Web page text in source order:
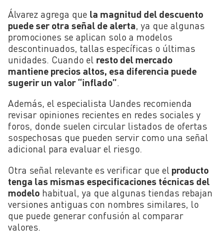
Álvarez agrega que la magnitud del descuento
puede ser otra señal de alerta, ya que algunas
promociones se aplican solo a modelos
descontinuados, tallas específicas o últimas
unidades. Cuando el resto del mercado
mantiene precios altos, esa diferencia puede
sugerir un valor “inflado”.
Además, el especialista Uandes recomienda
revisar opiniones recientes en redes sociales y
foros, donde suelen circular listados de ofertas
sospechosas que pueden servir como una señal
adicional para evaluar el riesgo.
Otra señal relevante es verificar que el producto
tenga las mismas especificaciones técnicas del
modelo habitual, ya que algunas tiendas rebajan
versiones antiguas con nombres similares, lo
que puede generar confusión al comparar
valores.